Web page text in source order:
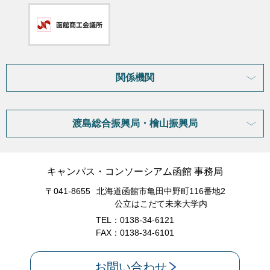
関係機関
渡島総合振興局・檜山振興局
キャンパス・コンソーシアム函館 事務局
〒041-8655
北海道函館市亀田中野町116番地2
公立はこだて未来大学内
TEL：0138-34-6121
FAX：0138-34-6101
お問い合わせ